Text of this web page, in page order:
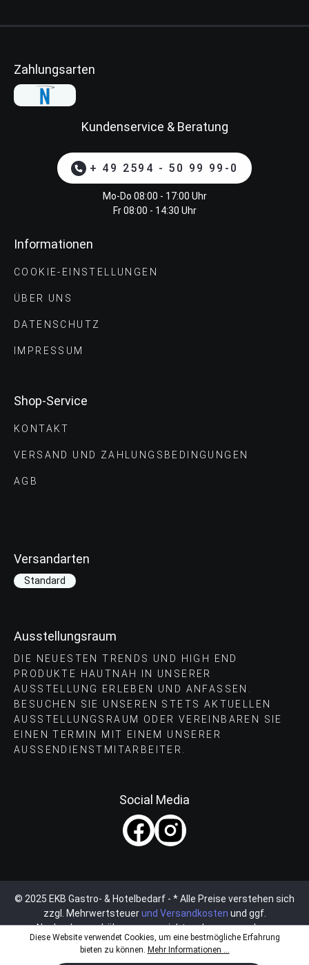
Zahlungsarten
Kundenservice & Beratung
+ 49 2594 - 50 99 99-0
Mo-Do 08:00 - 17:00 Uhr
Fr 08:00 - 14:30 Uhr
Informationen
COOKIE-EINSTELLUNGEN
ÜBER UNS
DATENSCHUTZ
IMPRESSUM
Shop-Service
KONTAKT
VERSAND UND ZAHLUNGS­BEDINGUNGEN
AGB
Versandarten
Standard
Ausstellungsraum
DIE NEUESTEN TRENDS UND HIGH END
PRODUKTE HAUTNAH IN UNSERER
AUSSTELLUNG ERLEBEN UND ANFASSEN.
BESUCHEN SIE UNSEREN STETS AKTUELLEN
AUSSTELLUNGSRAUM ODER VEREINBAREN SIE
EINEN TERMIN MIT EINEM UNSERER
AUSSENDIENSTMITARBEITER.
Social Media
© 2025 EKB Gastro- & Hotelbedarf - * Alle Preise verstehen sich
zzgl. Mehrwertsteuerund Versandkosten und ggf.
Nachnahmegebühren, wenn nicht anders angegeben.
Diese Website verwendet Cookies, um eine bestmögliche Erfahrung
bieten zu können. Mehr Informationen ...